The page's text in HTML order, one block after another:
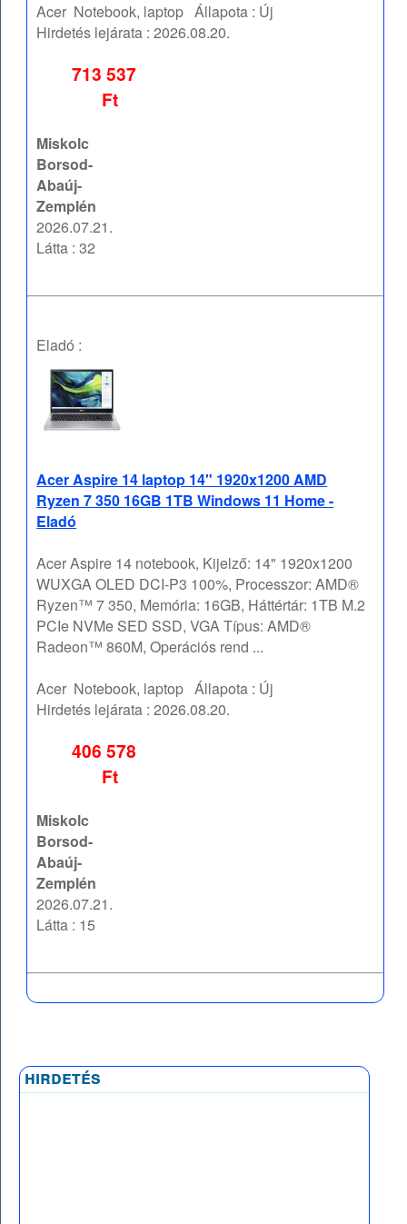
Acer Notebook, laptop Állapota : Új
Hirdetés lejárata :2026.08.20.
713 537
Ft
Miskolc
Borsod-
Abaúj-
Zemplén
2026.07.21.
Látta : 32
Eladó :
Acer Aspire 14 laptop 14" 1920x1200 AMD
Ryzen 7 350 16GB 1TB Windows 11 Home -
Eladó
Acer Aspire 14 notebook, Kijelző: 14" 1920x1200
WUXGA OLED DCI-P3 100%, Processzor: AMD®
Ryzen™ 7 350, Memória: 16GB, Háttértár: 1TB M.2
PCIe NVMe SED SSD, VGA Típus: AMD®
Radeon™ 860M, Operációs rend ...
Acer Notebook, laptop Állapota : Új
Hirdetés lejárata :2026.08.20.
406 578
Ft
Miskolc
Borsod-
Abaúj-
Zemplén
2026.07.21.
Látta : 15
hirdetés